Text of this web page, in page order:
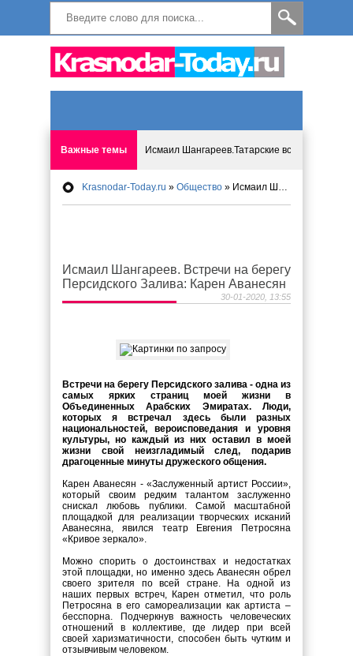
Важные темы Исмаил Шангареев.Татарские встречи на
Программа «Мир без слёз» впервые в Анапе:
Исмагил Шангареев. В поисках внутренней
Krasnodar-Today.ru » Общество » Исмаил Шангареев. Встречи на берегу Персидского Залива: Карен Аванесян
Исмаил Шангареев. Встречи на берегу
Персидского Залива: Карен Аванесян
30-01-2020, 13:55
Встречи на берегу Персидского залива - одна из
самых ярких страниц моей жизни в
Объединенных Арабских Эмиратах. Люди,
которых я встречал здесь были разных
национальностей, вероисповедания и уровня
культуры, но каждый из них оставил в моей
жизни свой неизгладимый след, подарив
драгоценные минуты дружеского общения.
Карен Аванесян - «Заслуженный артист России»,
который своим редким талантом заслуженно
снискал любовь публики. Самой масштабной
площадкой для реализации творческих исканий
Аванесяна, явился театр Евгения Петросяна
«Кривое зеркало».
Можно спорить о достоинствах и недостатках
этой площадки, но именно здесь Аванесян обрел
своего зрителя по всей стране. На одной из
наших первых встреч, Карен отметил, что роль
Петросяна в его самореализации как артиста –
бесспорна. Подчеркнув важность человеческих
отношений в коллективе, где лидер при всей
своей харизматичности, способен быть чутким и
отзывчивым человеком.